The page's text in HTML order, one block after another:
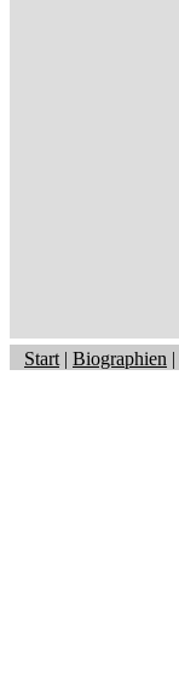
Start | Biographien |